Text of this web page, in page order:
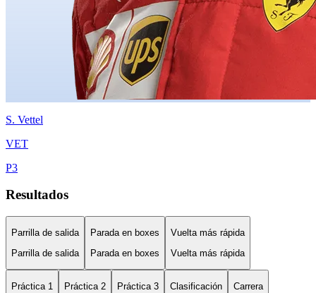
S. Vettel
VET
P3
Resultados
Parrilla de salida
Parrilla de salida
Parada en boxes
Parada en boxes
Vuelta más rápida
Vuelta más rápida
Práctica 1
Práctica 2
Práctica 3
Clasificación
Carrera